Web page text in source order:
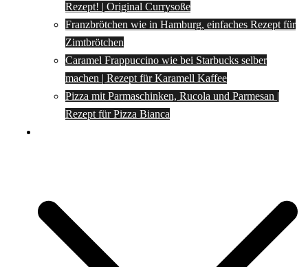
Rezept! | Original Currysoße
Franzbrötchen wie in Hamburg, einfaches Rezept für
Zimtbrötchen
Caramel Frappuccino wie bei Starbucks selber
machen | Rezept für Karamell Kaffee
Pizza mit Parmaschinken, Rucola und Parmesan |
Rezept für Pizza Bianca